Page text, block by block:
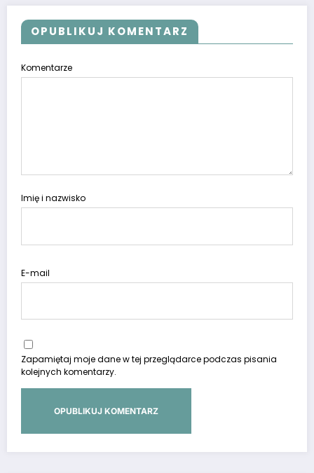
OPUBLIKUJ KOMENTARZ
Komentarze
Imię i nazwisko
E-mail
Zapamiętaj moje dane w tej przeglądarce podczas pisania
kolejnych komentarzy.